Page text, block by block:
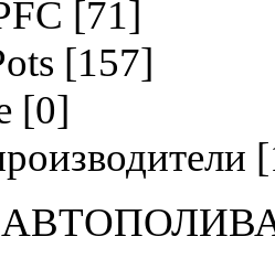
[71]
[157]
[0]